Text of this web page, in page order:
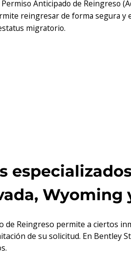
Anticipado de Reingreso
reingresar de forma segura y
migratorio.
Wyoming
de Reingreso permite a ciertos
de su solicitud. En Bentley